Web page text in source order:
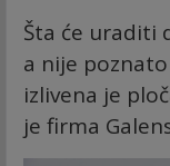
Šta će uraditi
a nije
izlivena je
je firma